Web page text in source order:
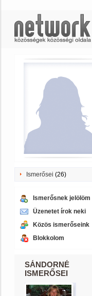
Ismerősei (26)
Ismerősnek jelölöm
Üzenetet írok neki
Közös ismerőseink
Blokkolom
SÁNDORNÉ
ISMERŐSEI